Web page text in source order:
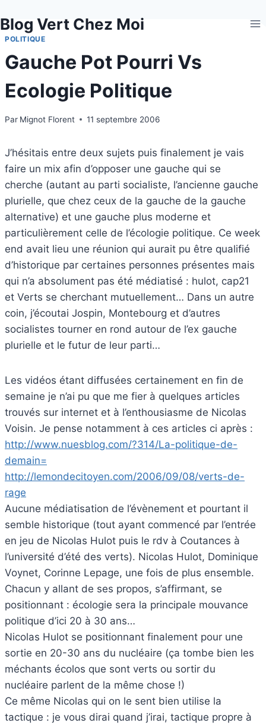
au
contenu
Blog Vert Chez Moi
POLITIQUE
Gauche Pot Pourri Vs
Ecologie Politique
Par Mignot Florent 11 septembre 2006
J’hésitais entre deux sujets puis finalement je vais
faire un mix afin d’opposer une gauche qui se
cherche (autant au parti socialiste, l’ancienne gauche
plurielle, que chez ceux de la gauche de la gauche
alternative) et une gauche plus moderne et
particulièrement celle de l’écologie politique. Ce week
end avait lieu une réunion qui aurait pu être qualifié
d’historique par certaines personnes présentes mais
qui n’a absolument pas été médiatisé : hulot, cap21
et Verts se cherchant mutuellement… Dans un autre
coin, j’écoutai Jospin, Montebourg et d’autres
socialistes tourner en rond autour de l’ex gauche
plurielle et le futur de leur parti…
Les vidéos étant diffusées certainement en fin de
semaine je n’ai pu que me fier à quelques articles
trouvés sur internet et à l’enthousiasme de Nicolas
Voisin. Je pense notamment à ces articles ci après :
http://www.nuesblog.com/?314/La-politique-de-
demain=
http://lemondecitoyen.com/2006/09/08/verts-de-
rage
Aucune médiatisation de l’évènement et pourtant il
semble historique (tout ayant commencé par l’entrée
en jeu de Nicolas Hulot puis le rdv à Coutances à
l’université d’été des verts). Nicolas Hulot, Dominique
Voynet, Corinne Lepage, une fois de plus ensemble.
Chacun y allant de ses propos, s’affirmant, se
positionnant : écologie sera la principale mouvance
politique d’ici 20 à 30 ans…
Nicolas Hulot se positionnant finalement pour une
sortie en 20-30 ans du nucléaire (ça tombe bien les
méchants écolos que sont verts ou sortir du
nucléaire parlent de la même chose !)
Ce même Nicolas qui on le sent bien utilise la
tactique : je vous dirai quand j’irai, tactique propre à